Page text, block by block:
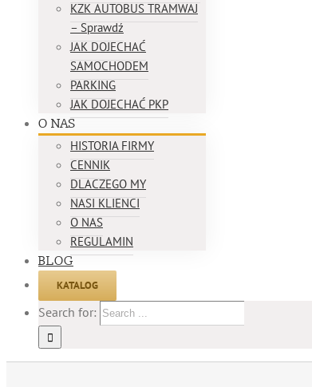
KZK AUTOBUS TRAMWAJ
– Sprawdź
JAK DOJECHAĆ
SAMOCHODEM
PARKING
JAK DOJECHAĆ PKP
O NAS
HISTORIA FIRMY
CENNIK
DLACZEGO MY
NASI KLIENCI
O NAS
REGULAMIN
BLOG
KATALOG
Search for: